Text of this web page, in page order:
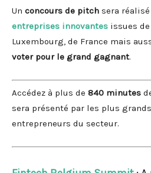
Un concours de pitch sera réalisé
entreprises innovantes issues
Luxembourg, de France mais
voter pour le grand gagnant.
Accédez à plus de 840 minutes
sera présenté par les plus
entrepreneurs du secteur.